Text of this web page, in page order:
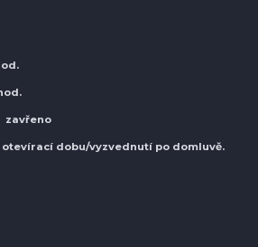
zavřeno
otevírací dobu/vyzvednutí po domluvě.